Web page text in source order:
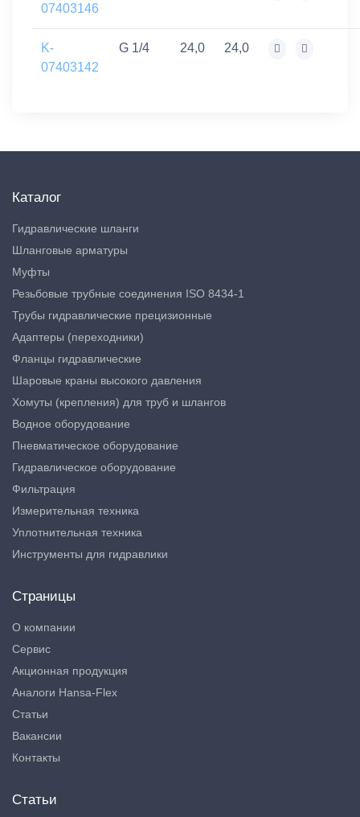
07403146
K-
07403142
G 1/4 24,0 24,0
Каталог
Гидравлические шланги
Шланговые арматуры
Муфты
Резьбовые трубные соединения ISO 8434-1
Трубы гидравлические прецизионные
Адаптеры (переходники)
Фланцы гидравлические
Шаровые краны высокого давления
Хомуты (крепления) для труб и шлангов
Водное оборудование
Пневматическое оборудование
Гидравлическое оборудование
Фильтрация
Измерительная техника
Уплотнительная техника
Инструменты для гидравлики
Страницы
О компании
Сервис
Акционная продукция
Аналоги Hansa-Flex
Статьи
Вакансии
Контакты
Статьи